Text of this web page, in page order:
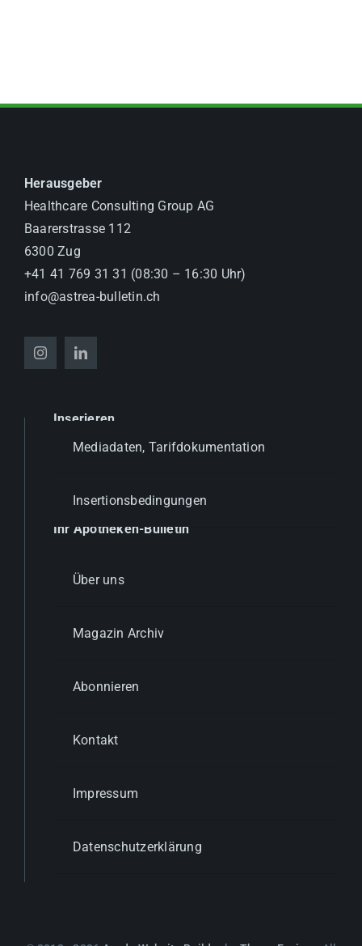
Herausgeber
Healthcare Consulting Group AG
Baarerstrasse 112
6300 Zug
+41 41 769 31 31 (08:30 – 16:30 Uhr)
info@astrea-bulletin.ch
Inserieren
Mediadaten, Tarifdokumentation
Insertionsbedingungen
Ihr Apotheken-Bulletin
Über uns
Magazin Archiv
Abonnieren
Kontakt
Impressum
Datenschutzerklärung